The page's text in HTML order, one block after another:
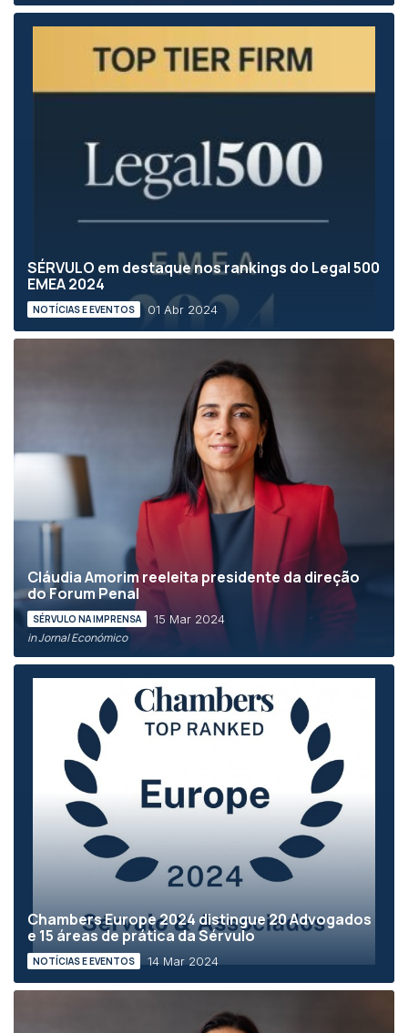
SÉRVULO em destaque nos rankings do Legal 500
EMEA 2024
NOTÍCIAS E EVENTOS 01 Abr 2024
Cláudia Amorim reeleita presidente da direção
do Forum Penal
SÉRVULO NA IMPRENSA 15 Mar 2024
in Jornal Económico
Chambers Europe 2024 distingue 20 Advogados
e 15 áreas de prática da Sérvulo
NOTÍCIAS E EVENTOS 14 Mar 2024